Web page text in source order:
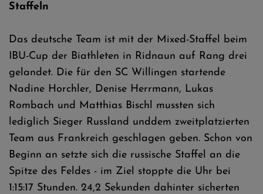
Staffeln
Das deutsche Team ist mit der Mixed-Staffel beim
IBU-Cup der Biathleten in Ridnaun auf Rang drei
gelandet. Die für den SC Willingen startende
Nadine Horchler, Denise Herrmann, Lukas
Rombach und Matthias Bischl mussten sich
lediglich Sieger Russland unddem zweitplatzierten
Team aus Frankreich geschlagen geben. Schon von
Beginn an setzte sich die russische Staffel an die
Spitze des Feldes - im Ziel stoppte die Uhr bei
1:15:17 Stunden. 24,2 Sekunden dahinter sicherten